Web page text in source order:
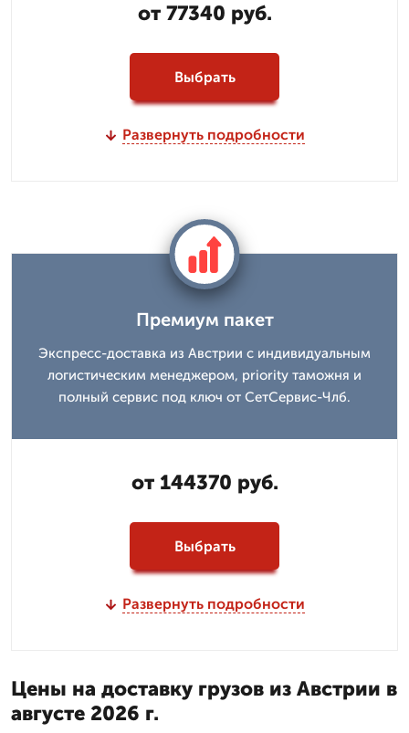
от 77340 руб.
Выбрать
Развернуть подробности
Премиум пакет
Экспресс-доставка из Австрии с индивидуальным
логистическим менеджером, priority таможня и
полный сервис под ключ от СетСервис-Члб.
от 144370 руб.
Выбрать
Развернуть подробности
Цены на доставку грузов из Австрии в
августе 2026 г.